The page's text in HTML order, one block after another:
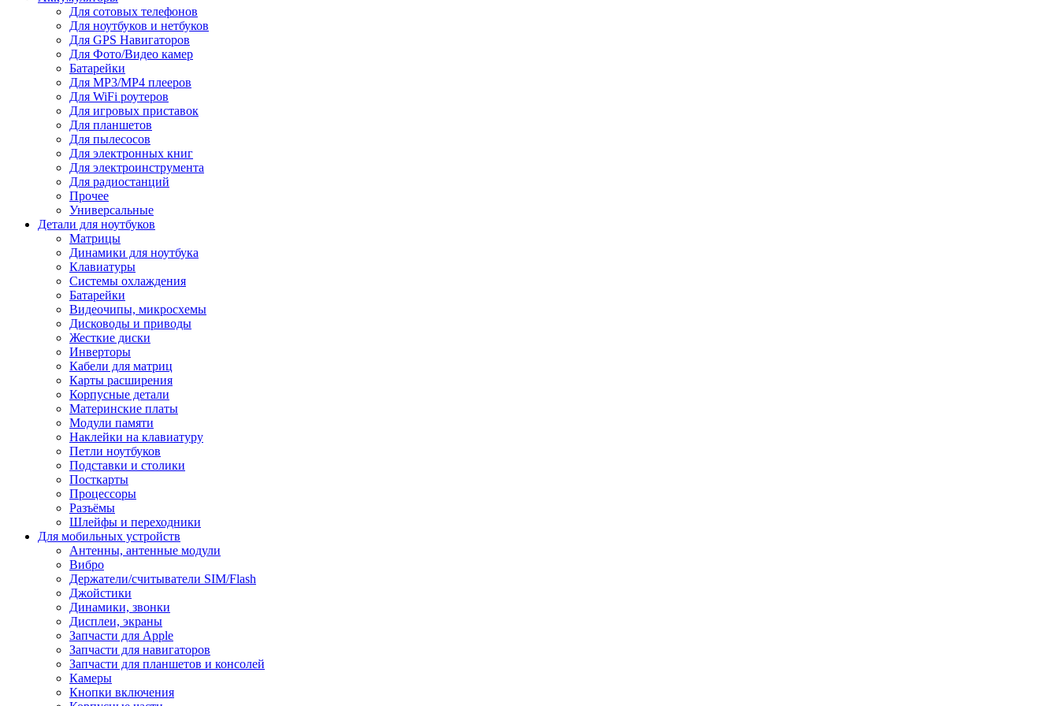
Для сотовых телефонов
Для ноутбуков и нетбуков
Для GPS Навигаторов
Для Фото/Видео камер
Батарейки
Для MP3/MP4 плееров
Для WiFi роутеров
Для игровых приставок
Для планшетов
Для пылесосов
Для электронных книг
Для электроинструмента
Для радиостанций
Прочее
Универсальные
Детали для ноутбуков
Матрицы
Динамики для ноутбука
Клавиатуры
Системы охлаждения
Батарейки
Видеочипы, микросхемы
Дисководы и приводы
Жесткие диски
Инверторы
Кабели для матриц
Карты расширения
Корпусные детали
Материнские платы
Модули памяти
Наклейки на клавиатуру
Петли ноутбуков
Подставки и столики
Посткарты
Процессоры
Разъёмы
Шлейфы и переходники
Для мобильных устройств
Антенны, антенные модули
Вибро
Держатели/считыватели SIM/Flash
Джойстики
Динамики, звонки
Дисплеи, экраны
Запчасти для Apple
Запчасти для навигаторов
Запчасти для планшетов и консолей
Камеры
Кнопки включения